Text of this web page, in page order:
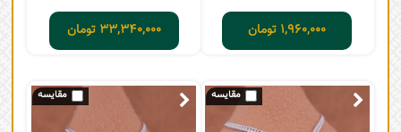
1,960,000 تومان 33,340,000 تومان